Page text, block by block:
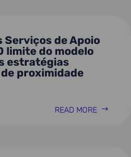
Serviços de Apoio
limite do modelo
estratégias
proximidade
READ MORE